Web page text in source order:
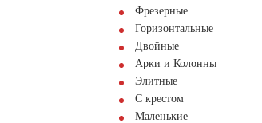
Фрезерные
Горизонтальные
Двойные
Арки и Колонны
Элитные
С крестом
Маленькие